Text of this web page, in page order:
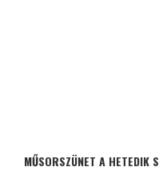
MŰSORSZÜNET A HETEDIK